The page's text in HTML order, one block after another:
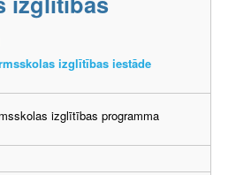
izglītības iestāde
izglītības programma